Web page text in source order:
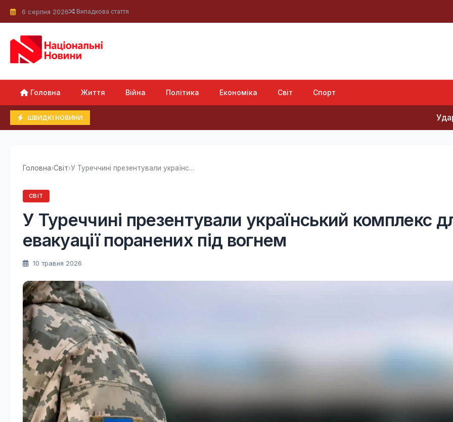
6 серпня 2026 Випадкова стаття
Головна Життя Війна Політика Економіка Світ Спорт
ШВИДКІ НОВИНИ Ударами по
Головна›Світ› У Туреччині презентували український комплекс...
СВІТ
У Туреччині презентували український комплекс
евакуації поранених під вогнем
10 травня 2026